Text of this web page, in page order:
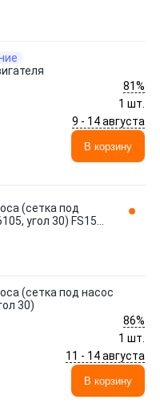
81%
1 шт.
9 - 14 августа
В корзину
(сетка под
угол 30) FS151
(сетка под насос
30)
86%
1 шт.
11 - 14 августа
В корзину